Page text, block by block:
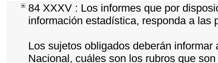
84 XXXV : Los informes que por
información estadística, responda a las
Los sujetos obligados deberán
Nacional, cuáles son los rubros que